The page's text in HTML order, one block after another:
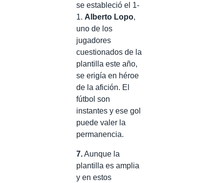
se estableció el 1-
1. Alberto Lopo,
uno de los
jugadores
cuestionados de la
plantilla este año,
se erigía en héroe
de la afición. El
fútbol son
instantes y ese gol
puede valer la
permanencia.
7.Aunque la
plantilla es amplia
y en estos